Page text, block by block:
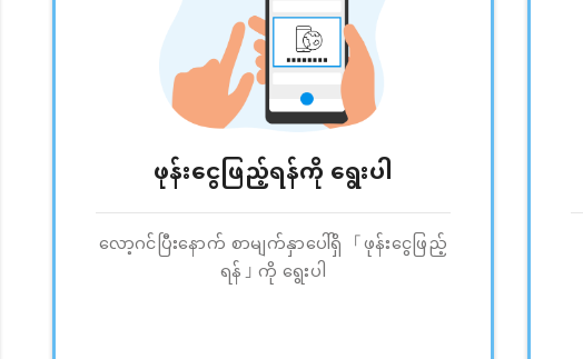
ဖုန်းငွေဖြည့်ရန်ကို ရွေးပါ
လော့ဂင်ပြီးနောက် စာမျက်နှာပေါ်ရှိ 「ဖုန်းငွေဖြည့်
ရန်」ကို ရွေးပါ